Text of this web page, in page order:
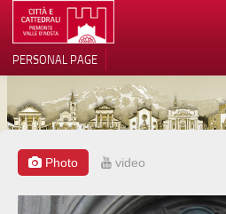
LOCATION
ARCHITECTURE
MUSEUMS
ITINERARIES
PERSONAL PAGE
Photo video
Notice at collection
Your Privacy Choices